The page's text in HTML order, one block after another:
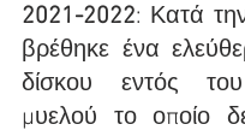
2021-2022: Κατά
βρέθηκε ένα
δίσκου εντός
μυελού το οποίο